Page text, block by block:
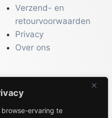
ervaring te
Verzend- en
retourvoorwaarden
Privacy
Over ons